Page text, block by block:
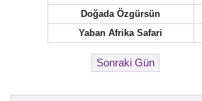
Doğada Özgürsün
Yaban Afrika Safari